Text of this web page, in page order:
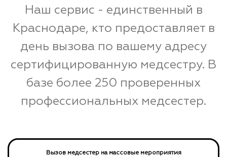
Наш сервис - единственный в
Краснодаре, кто предоставляет в
день вызова по вашему адресу
сертифицированную медсестру. В
базе более 250 проверенных
профессиональных медсестер.
Вызов медсестер на массовые мероприятия